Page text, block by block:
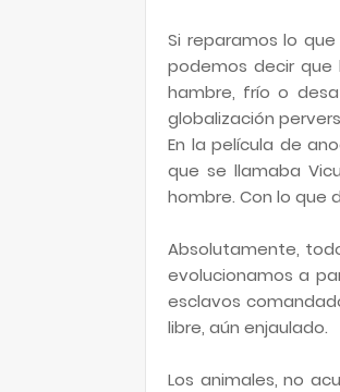
Si reparamos lo
podemos decir
hambre, frío o
globalización
En la película de
que se llamaba
hombre. Con lo que
Absolutamente,
evolucionamos a
esclavos
libre, aún enjaulado.
Los animales, no